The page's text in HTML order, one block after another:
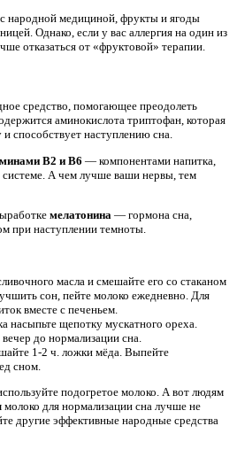
народной медициной, фрукты и ягоды
Однако, если у вас аллергия на один из
отказаться от «фруктовой» терапии.
средство, помогающее преодолеть
аминокислота триптофан, которая
способствует наступлению сна.
В2 и В6 — компонентами напитка,
А чем лучше ваши нервы, тем
мелатонина — гормона сна,
при наступлении темноты.
масла и смешайте его со стаканом
сон, пейте молоко ежедневно. Для
вместе с печеньем.
насыпьте щепотку мускатного ореха.
до нормализации сна.
1-2 ч. ложки мёда. Выпейте
сном.
подогретое молоко. А вот людям
молоко для нормализации сна лучше не
другие эффективные народные средства